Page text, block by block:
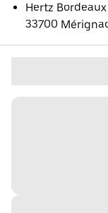
Hertz
33700